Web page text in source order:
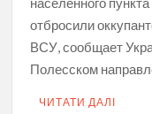
отбросили
ВСУ, сообщает
Полесском
ЧИТАТИ ДАЛІ